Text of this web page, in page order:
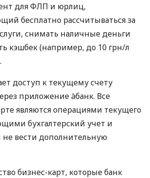
для ФЛП и юрлиц,
бесплатно рассчитываться за
снимать наличные деньги
кэшбек (например, до 10 грн/л
доступ к текущему счету
приложение àбанк. Все
являются операциями текущего
бухгалтерский учет и
вести дополнительную
бизнес-карт, которые банк